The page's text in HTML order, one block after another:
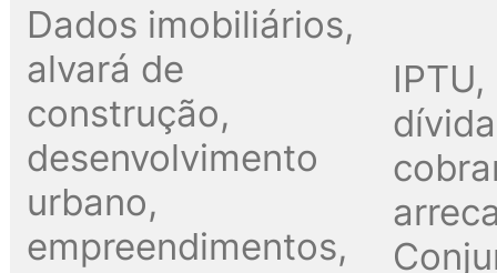
Dados imobiliários,
alvará de
construção,
desenvolvimento
urbano,
empreendimentos,